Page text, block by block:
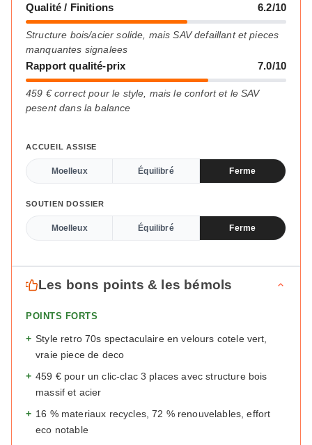
Qualité / Finitions 6.2/10
Structure bois/acier solide, mais SAV defaillant et pieces
manquantes signalees
Rapport qualité-prix 7.0/10
459 € correct pour le style, mais le confort et le SAV
pesent dans la balance
ACCUEIL ASSISE
Moelleux Équilibré Ferme
SOUTIEN DOSSIER
Moelleux Équilibré Ferme
Les bons points & les bémols
POINTS FORTS
+ Style retro 70s spectaculaire en velours cotele vert,
vraie piece de deco
+ 459 € pour un clic-clac 3 places avec structure bois
massif et acier
+ 16 % materiaux recycles, 72 % renouvelables, effort
eco notable